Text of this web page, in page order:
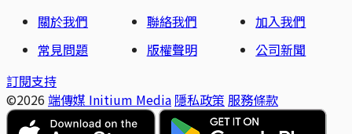
關於我們
聯絡我們
加入我們
常見問題
版權聲明
公司新聞
訂閱支持
©2026 端傳媒 Initium Media 隱私政策 服務條款